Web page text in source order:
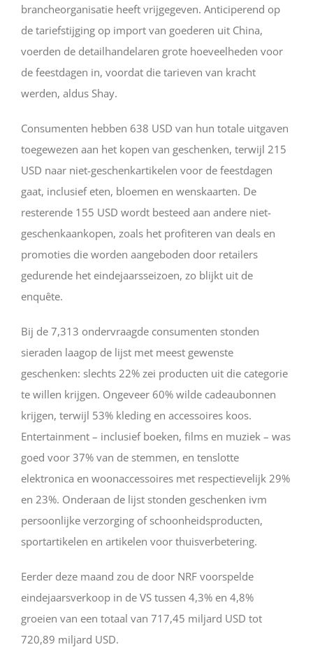
brancheorganisatie heeft vrijgegeven. Anticiperend op
de tariefstijging op import van goederen uit China,
voerden de detailhandelaren grote hoeveelheden voor
de feestdagen in, voordat die tarieven van kracht
werden, aldus Shay.
Consumenten hebben 638 USD van hun totale uitgaven
toegewezen aan het kopen van geschenken, terwijl 215
USD naar niet-geschenkartikelen voor de feestdagen
gaat, inclusief eten, bloemen en wenskaarten. De
resterende 155 USD wordt besteed aan andere niet-
geschenkaankopen, zoals het profiteren van deals en
promoties die worden aangeboden door retailers
gedurende het eindejaarsseizoen, zo blijkt uit de
enquête.
Bij de 7,313 ondervraagde consumenten stonden
sieraden laagop de lijst met meest gewenste
geschenken: slechts 22% zei producten uit die categorie
te willen krijgen. Ongeveer 60% wilde cadeaubonnen
krijgen, terwijl 53% kleding en accessoires koos.
Entertainment – inclusief boeken, films en muziek – was
goed voor 37% van de stemmen, en tenslotte
elektronica en woonaccessoires met respectievelijk 29%
en 23%. Onderaan de lijst stonden geschenken ivm
persoonlijke verzorging of schoonheidsproducten,
sportartikelen en artikelen voor thuisverbetering.
Eerder deze maand zou de door NRF voorspelde
eindejaarsverkoop in de VS tussen 4,3% en 4,8%
groeien van een totaal van 717,45 miljard USD tot
720,89 miljard USD.